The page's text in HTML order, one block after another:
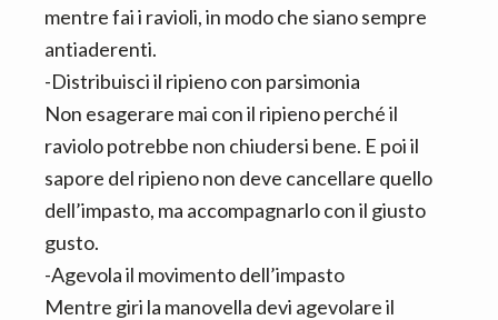
mentre fai i ravioli, in modo che siano sempre
antiaderenti.
-Distribuisci il ripieno con parsimonia
Non esagerare mai con il ripieno perché il
raviolo potrebbe non chiudersi bene. E poi il
sapore del ripieno non deve cancellare quello
dell’impasto, ma accompagnarlo con il giusto
gusto.
-Agevola il movimento dell’impasto
Mentre giri la manovella devi agevolare il